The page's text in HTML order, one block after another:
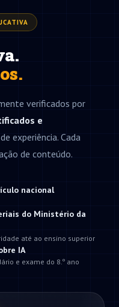
verificados por
e
experiência. Cada
de conteúdo.
nacional
do Ministério da
até ao ensino superior
IA
e exame do 8.º ano